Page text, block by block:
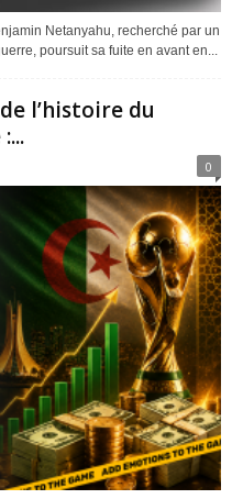
Netanyahu, recherché par un
poursuit sa fuite en avant en...
l’histoire du
0